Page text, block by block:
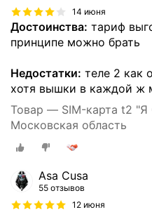
14 июня
Достоинства: тариф
принципе можно брать
Недостатки: теле 2 как
хотя вышки в каждой ж
Товар — SIM-карта t2 "Я
Московская область
Asa Cusa
55 отзывов
12 июня